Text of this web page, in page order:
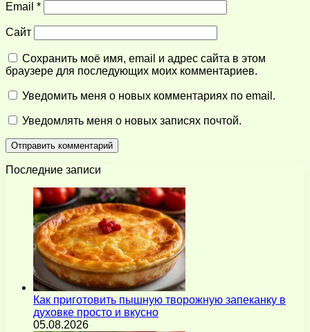
Email *
Сайт
Сохранить моё имя, email и адрес сайта в этом
браузере для последующих моих комментариев.
Уведомить меня о новых комментариях по email.
Уведомлять меня о новых записях почтой.
Последние записи
Как приготовить пышную творожную запеканку в
духовке просто и вкусно
05.08.2026